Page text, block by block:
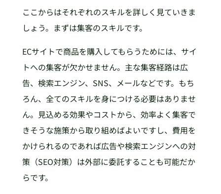
ここからはそれぞれのスキルを詳しく見ていきま
しょう。まずは集客のスキルです。
ECサイトで商品を購入してもらうためには、サイ
トへの集客が欠かせません。主な集客経路は広
告、検索エンジン、SNS、メールなどです。もち
ろん、全てのスキルを身につける必要はありませ
ん。見込める効果やコストから、効率よく集客で
きそうな施策から取り組めばよいですし、費用を
かけられるのであれば広告や検索エンジンへの対
策（SEO対策）は外部に委託することも可能だか
らです。